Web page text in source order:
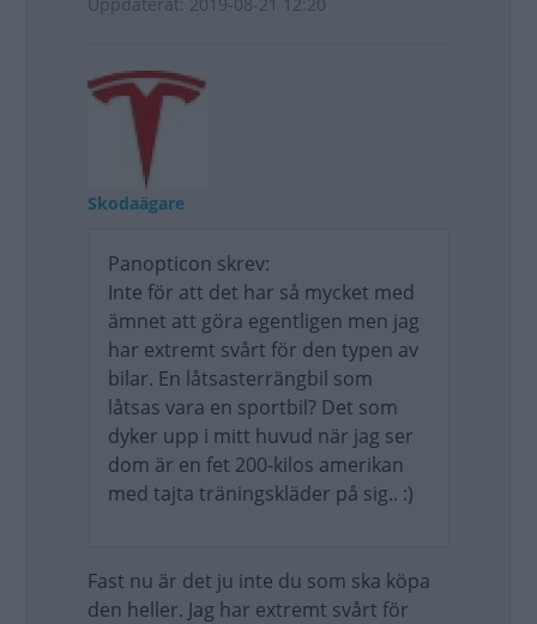
Skodaägare
Panopticon skrev:
Inte för att det har så mycket med
ämnet att göra egentligen men jag
har extremt svårt för den typen av
bilar. En låtsasterrängbil som
låtsas vara en sportbil? Det som
dyker upp i mitt huvud när jag ser
dom är en fet 200-kilos amerikan
med tajta träningskläder på sig.. :)
Fast nu är det ju inte du som ska köpa
den heller. Jag har extremt svårt för